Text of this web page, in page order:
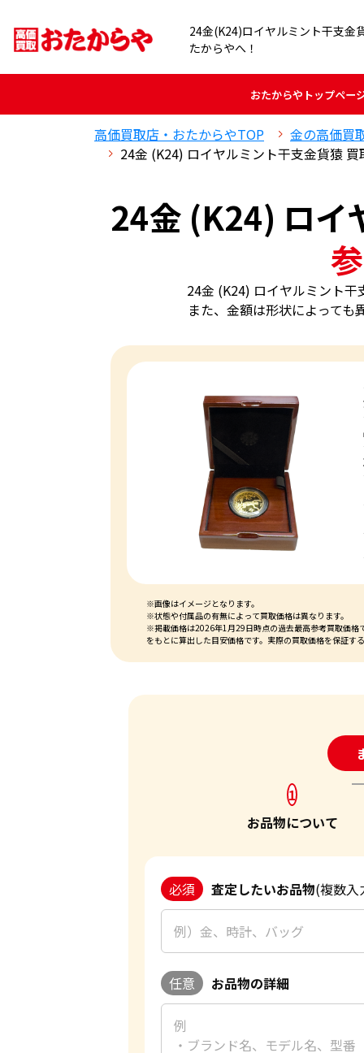
24金(K24)ロイヤルミント干支金
たからやへ！
おたからや トップペー
高価買取店・おたからやTOP
金の高価買
24金 (K24) ロイヤルミント干支金貨猿
24金 (K24) ロイ
24金 (K24) ロイヤルミント
また、金額は形状によって
※画像はイメージとなります。
※状態や付属品の有無によって買取価格は異なります。
※掲載価格は2026年1月29日時点の過去最高参考買取価格
をもとに算出した目安価格です。実際の買取価格を保証
24
1
お品物について
必須 査定したいお品物(複数入
任意 お品物の詳細